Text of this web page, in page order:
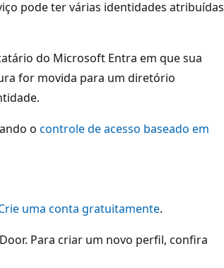
pode ter várias identidades atribuídas
do Microsoft Entra em que sua
for movida para um diretório
o controle de acesso baseado em
uma conta gratuitamente.
Para criar um novo perfil, confira